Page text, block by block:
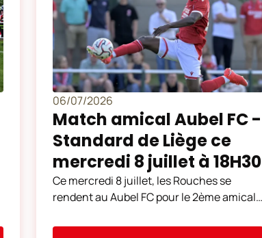
06/07/2026
Match amical Aubel FC -
Standard de Liège ce
mercredi 8 juillet à 18H30
Ce mercredi 8 juillet, les Rouches se
rendent au Aubel FC pour le 2ème amical
L'adresse du